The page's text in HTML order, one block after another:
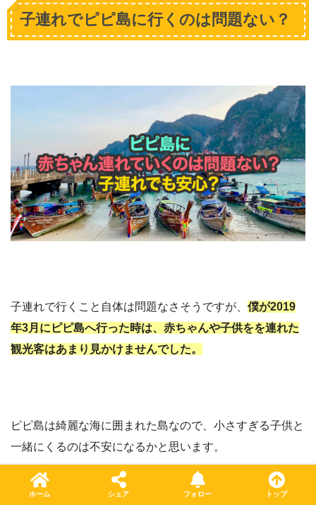
子連れでピピ島に行くのは問題ない？
子連れで行くこと自体は問題なさそうですが、 僕が2019
年3月にピピ島へ行った時は、赤ちゃんや子供をを連れた
観光客はあまり見かけませんでした。
ピピ島は綺麗な海に囲まれた島なので、小さすぎる子供と
一緒にくるのは不安になるかと思います。
ホーム シェア フォロー トップ